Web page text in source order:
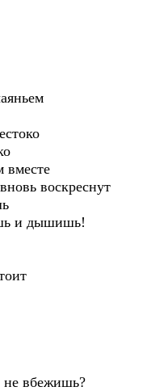
вместе
воскреснут
и дышишь!
вбежишь?